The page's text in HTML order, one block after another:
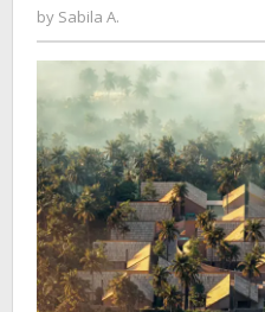
by Sabila A.